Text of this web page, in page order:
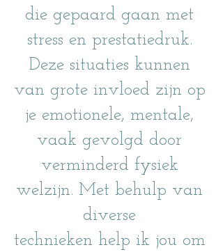
die gepaard gaan met
stress en prestatiedruk.
Deze situaties kunnen
van grote invloed zijn op
je emotionele, mentale,
vaak gevolgd door
verminderd fysiek
welzijn. Met behulp van
diverse
technieken help ik jou om